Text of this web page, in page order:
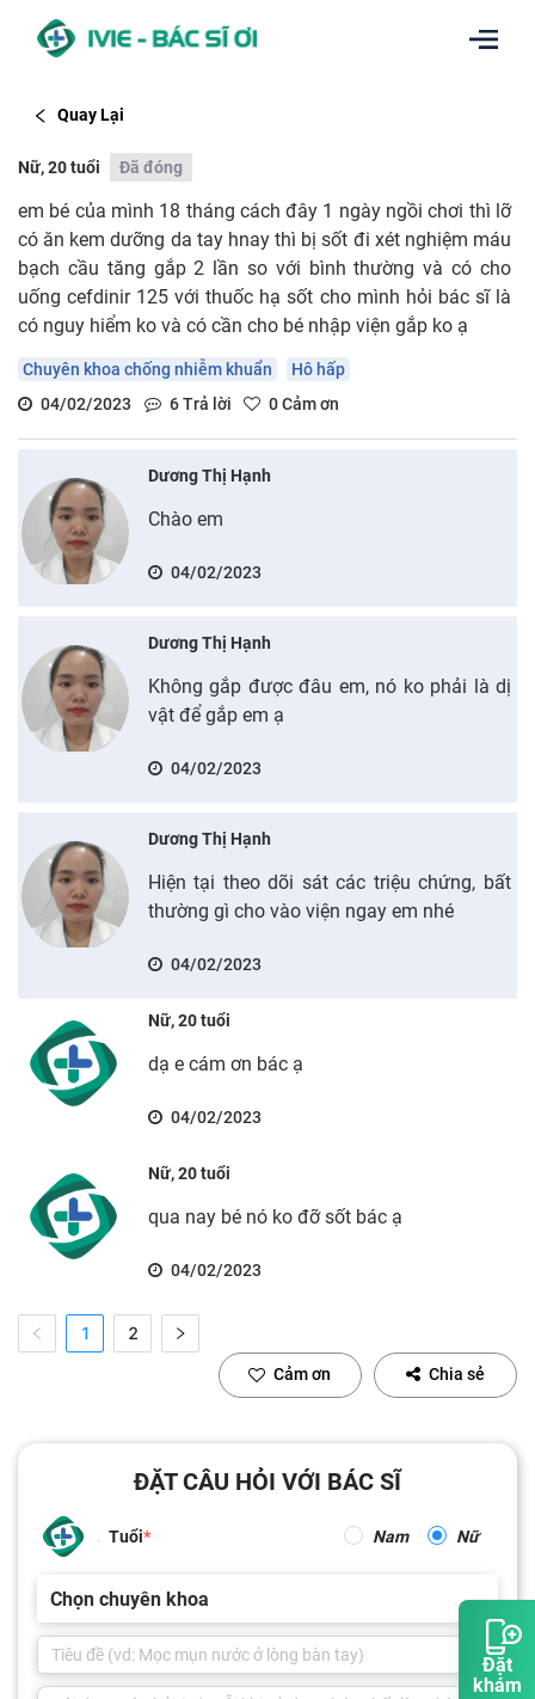
Đặt
khám
Quay Lại
Nữ, 20 tuổi Đã đóng
em bé của mình 18 tháng cách đây 1 ngày ngồi chơi thì lỡ
có ăn kem dưỡng da tay hnay thì bị sốt đi xét nghiệm máu
bạch cầu tăng gắp 2 lần so với bình thường và có cho
uống cefdinir 125 với thuốc hạ sốt cho mình hỏi bác sĩ là
có nguy hiểm ko và có cần cho bé nhập viện gắp ko ạ
Chuyên khoa chống nhiễm khuẩn
Hô hấp
04/02/2023
6Trả lời 0Cảm ơn
Dương Thị Hạnh
Chào em
04/02/2023
Dương Thị Hạnh
Không gắp được đâu em, nó ko phải là dị
vật để gắp em ạ
04/02/2023
Dương Thị Hạnh
Hiện tại theo dõi sát các triệu chứng, bất
thường gì cho vào viện ngay em nhé
04/02/2023
Nữ, 20 tuổi
dạ e cám ơn bác ạ
04/02/2023
Nữ, 20 tuổi
qua nay bé nó ko đỡ sốt bác ạ
04/02/2023
1 2
Cảm ơn Chia sẻ
ĐẶT CÂU HỎI VỚI BÁC SĨ
Tuổi Nam Nữ
Chọn chuyên khoa